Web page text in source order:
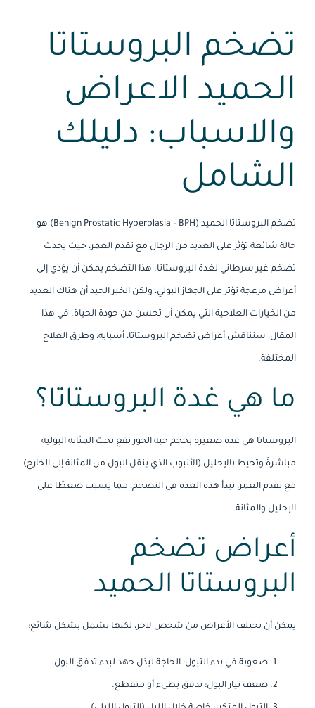
تضخم البروستاتا
الحميد الاعراض
والاسباب: دليلك
الشامل
تضخم البروستاتا الحميد (Benign Prostatic Hyperplasia – BPH) هو
حالة شائعة تؤثر على العديد من الرجال مع تقدم العمر، حيث يحدث
تضخم غير سرطاني لغدة البروستاتا. هذا التضخم يمكن أن يؤدي إلى
أعراض مزعجة تؤثر على الجهاز البولي، ولكن الخبر الجيد أن هناك العديد
من الخيارات العلاجية التي يمكن أن تحسن من جودة الحياة. في هذا
المقال، سنناقش أعراض تضخم البروستاتا، أسبابه، وطرق العلاج
المختلفة.
ما هي غدة البروستاتا؟
البروستاتا هي غدة صغيرة بحجم حبة الجوز تقع تحت المثانة البولية
مباشرةً وتحيط بالإحليل (الأنبوب الذي ينقل البول من المثانة إلى الخارج).
مع تقدم العمر، تبدأ هذه الغدة في التضخم، مما يسبب ضغطًا على
الإحليل والمثانة.
أعراض تضخم
البروستاتا الحميد
يمكن أن تختلف الأعراض من شخص لآخر، لكنها تشمل بشكل شائع:
صعوبة في بدء التبول: الحاجة لبذل جهد لبدء تدفق البول.
ضعف تيار البول: تدفق بطيء أو متقطع.